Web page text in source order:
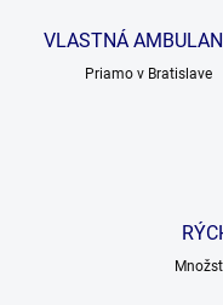
VLASTNÁ
Priamo v Bratislave